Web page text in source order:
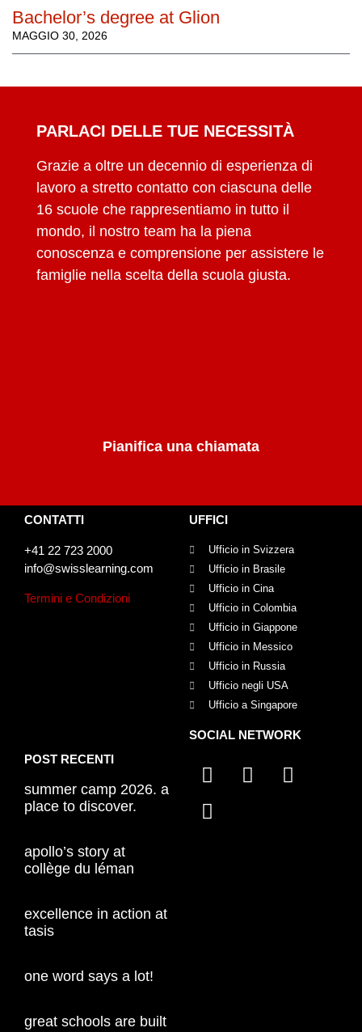
Bachelor’s degree at Glion
MAGGIO 30, 2026
PARLACI DELLE TUE NECESSITÀ
Grazie a oltre un decennio di esperienza di
lavoro a stretto contatto con ciascuna delle
16 scuole che rappresentiamo in tutto il
mondo, il nostro team ha la piena
conoscenza e comprensione per assistere le
famiglie nella scelta della scuola giusta.
Pianifica una chiamata
CONTATTI
+41 22 723 2000
info@swisslearning.com
Termini e Condizioni
UFFICI
Ufficio in Svizzera
Ufficio in Brasile
Ufficio in Cina
Ufficio in Colombia
Ufficio in Giappone
Ufficio in Messico
Ufficio in Russia
Ufficio negli USA
Ufficio a Singapore
POST RECENTI
summer camp 2026. a
place to discover.
apollo’s story at
collège du léman
excellence in action at
tasis
one word says a lot!
great schools are built
SOCIAL NETWORK